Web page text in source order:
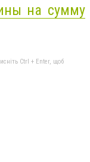
на сумму
Ctrl + Enter, щоб